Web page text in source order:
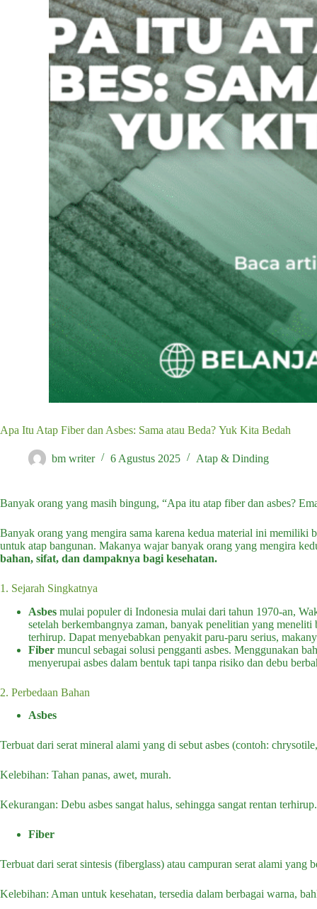
Apa Itu Atap Fiber dan Asbes: Sama atau Beda? Yuk Kita Bedah
bm writer 6 Agustus 2025 Atap & Dinding
Banyak orang yang masih bingung, “Apa itu atap fiber dan asbes?
Banyak orang yang mengira sama karena kedua material ini memiliki
untuk atap bangunan. Makanya wajar banyak orang yang mengira
bahan, sifat, dan dampaknya bagi kesehatan.
1. Sejarah Singkatnya
Asbes mulai populer di Indonesia mulai dari tahun 1970-an,
setelah berkembangnya zaman, banyak penelitian yang
terhirup. Dapat menyebabkan penyakit paru-paru serius,
Fiber muncul sebagai solusi pengganti asbes. Menggunakan
menyerupai asbes dalam bentuk tapi tanpa risiko dan debu
2. Perbedaan Bahan
Asbes
Terbuat dari serat mineral alami yang di sebut asbes (contoh:
Kelebihan: Tahan panas, awet, murah.
Kekurangan: Debu asbes sangat halus, sehingga sangat rentan
Fiber
Terbuat dari serat sintesis (fiberglass) atau campuran serat alami
Kelebihan: Aman untuk kesehatan, tersedia dalam berbagai warna,